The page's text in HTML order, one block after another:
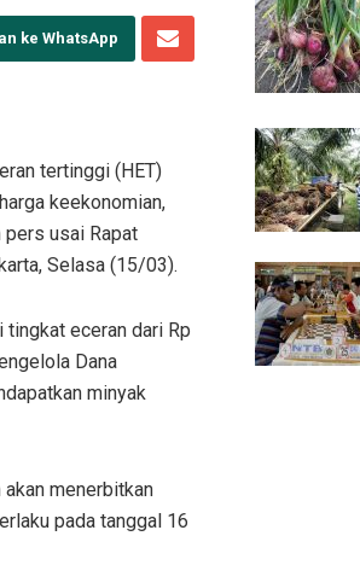
ke WhatsApp
tertinggi (HET)
keekonomian,
usai Rapat
Selasa (15/03).
tingkat eceran dari Rp
Dana
minyak
menerbitkan
pada tanggal 16